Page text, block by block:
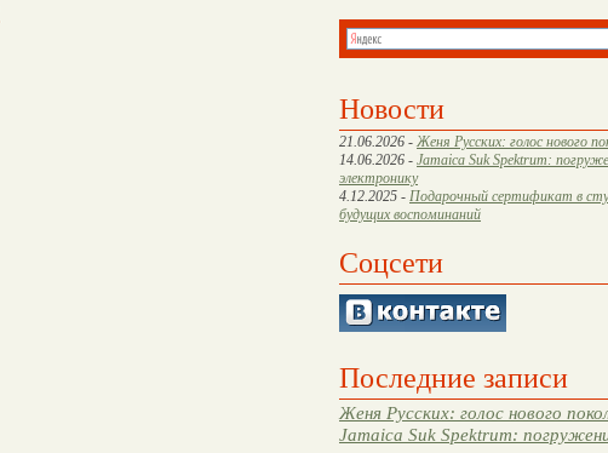
Новости
21.06.2026 - Женя Русских: голос нового
14.06.2026 - Jamaica Suk Spektrum:
электронику
4.12.2025 - Подарочный сертификат в
будущих воспоминаний
Соцсети
Последние записи
Женя Русских: голос нового
Jamaica Suk Spektrum: